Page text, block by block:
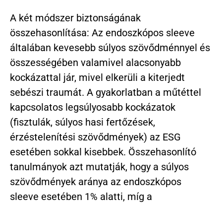
A két módszer biztonságának
összehasonlítása: Az endoszkópos sleeve
általában kevesebb súlyos szövődménnyel és
összességében valamivel alacsonyabb
kockázattal jár, mivel elkerüli a kiterjedt
sebészi traumát. A gyakorlatban a műtéttel
kapcsolatos legsúlyosabb kockázatok
(fisztulák, súlyos hasi fertőzések,
érzéstelenítési szövődmények) az ESG
esetében sokkal kisebbek. Összehasonlító
tanulmányok azt mutatják, hogy a súlyos
szövődmények aránya az endoszkópos
sleeve esetében 1% alatti, míg a